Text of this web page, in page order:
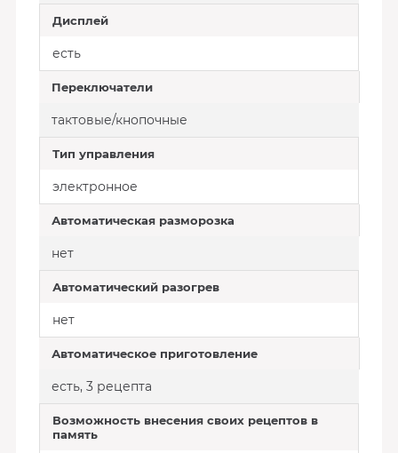
Дисплей
есть
Переключатели
тактовые/кнопочные
Тип управления
электронное
Автоматическая разморозка
нет
Автоматический разогрев
нет
Автоматическое приготовление
есть, 3 рецепта
Возможность внесения своих рецептов в
память